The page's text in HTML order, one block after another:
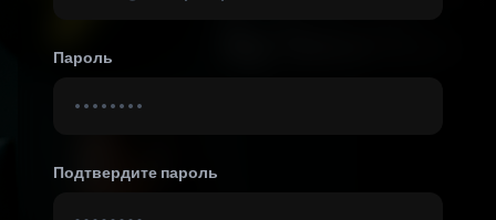
Пароль
Подтвердите пароль